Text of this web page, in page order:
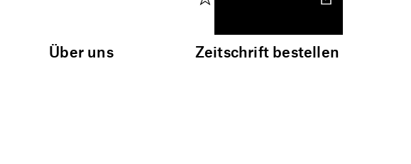
Über uns Zeitschrift bestellen